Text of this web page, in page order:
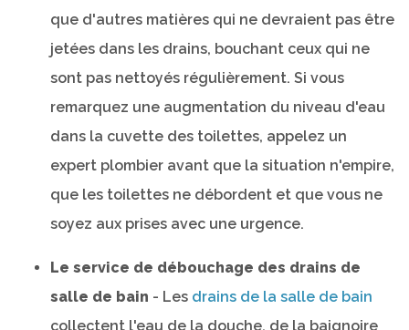
que d'autres matières qui ne devraient pas être
jetées dans les drains, bouchant ceux qui ne
sont pas nettoyés régulièrement. Si vous
remarquez une augmentation du niveau d'eau
dans la cuvette des toilettes, appelez un
expert plombier avant que la situation n'empire,
que les toilettes ne débordent et que vous ne
soyez aux prises avec une urgence.
Le service de débouchage des drains de
salle de bain - Les drains de la salle de bain
collectent l'eau de la douche, de la baignoire